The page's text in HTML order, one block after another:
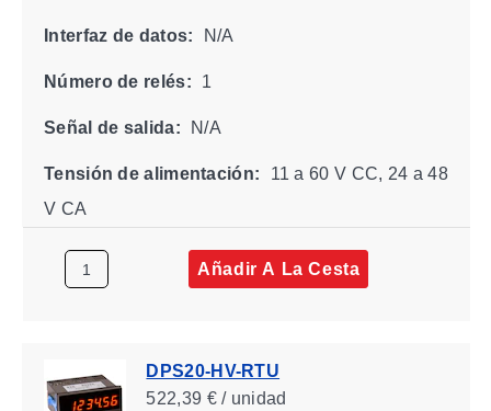
Interfaz de datos: N/A
Número de relés: 1
Señal de salida: N/A
Tensión de alimentación:
11 a 60 V CC, 24 a 48
V CA
Añadir A La Cesta
DPS20-HV-RTU
522,39 € / unidad